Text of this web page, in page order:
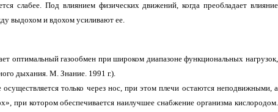
слабее. Под влиянием физических движений, когда преобладает влияние
выдохом и вдохом усиливают ее.
оптимальный газообмен при широком диапазоне функциональных нагрузок,
дыхания. М. Знание. 1991 г.).
только через нос, при этом плечи остаются неподвижными, а
при котором обеспечивается наилучшее снабжение организма кислородом.